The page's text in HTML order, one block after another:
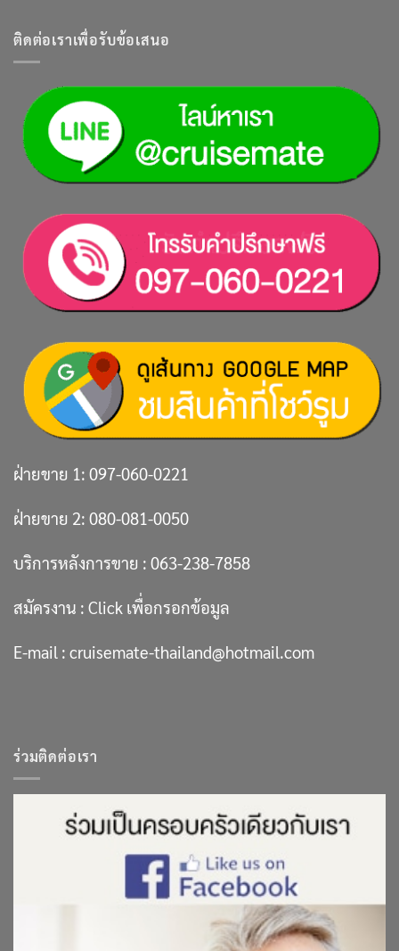
ติดต่อเราเพื่อรับข้อเสนอ
ฝ่ายขาย 1: 097-060-0221
ฝ่ายขาย 2: 080-081-0050
บริการหลังการขาย : 063-238-7858
สมัครงาน : Click เพื่อกรอกข้อมูล
E-mail : cruisemate-thailand@hotmail.com
ร่วมติดต่อเรา